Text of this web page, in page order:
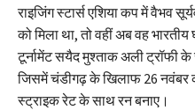
राइजिंग स्टार्स एशिया कप में वैभव
को मिला था, तो वहीं अब वह
टूर्नामेंट सयैद मुश्ताक अली ट्रॉफी
जिसमें चंडीगढ़ के खिलाफ 26 नवंबर
स्ट्राइक रेट के साथ रन बनाए।